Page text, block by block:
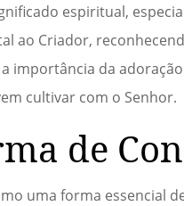
espiritual,
ao Criador,
importância da
cultivar com o Senhor.
de
uma forma essencial